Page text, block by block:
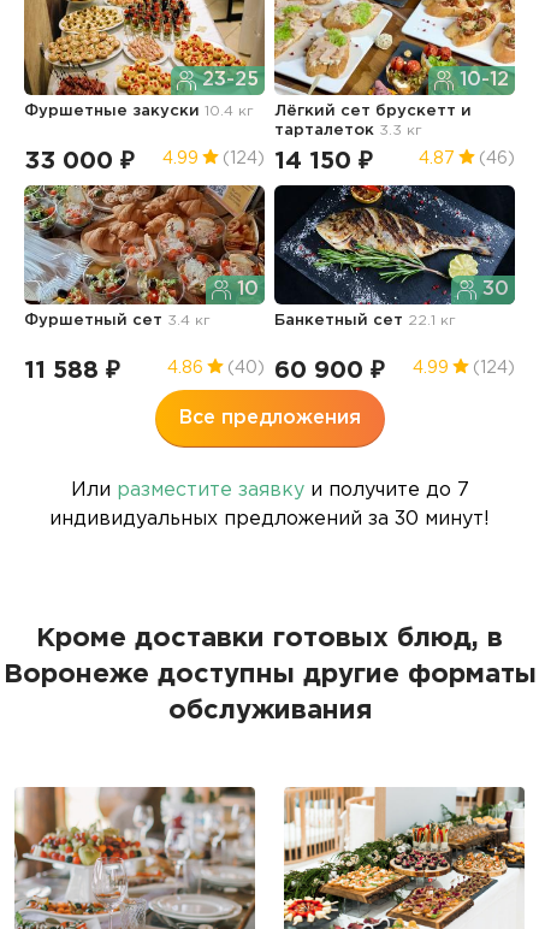
23-25
Фуршетные закуски10.4 кг
33 000 ₽ 4.99 (124)
10-12
Лёгкий сет брускетт и
тарталеток 3.3 кг
14 150 ₽ 4.87 (46)
10
Фуршетный сет 3.4 кг
11 588 ₽ 4.86 (40)
30
Банкетный сет 22.1 кг
60 900 ₽ 4.99 (124)
Все предложения
Или разместите заявкуи получите до 7
индивидуальных предложений за 30 минут!
Кроме доставки готовых блюд, в
Воронеже доступны другие форматы
обслуживания